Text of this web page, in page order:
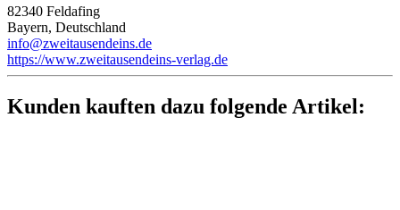
82340 Feldafing
Bayern, Deutschland
info@zweitausendeins.de
https://www.zweitausendeins-verlag.de
Kunden kauften dazu folgende Artikel: